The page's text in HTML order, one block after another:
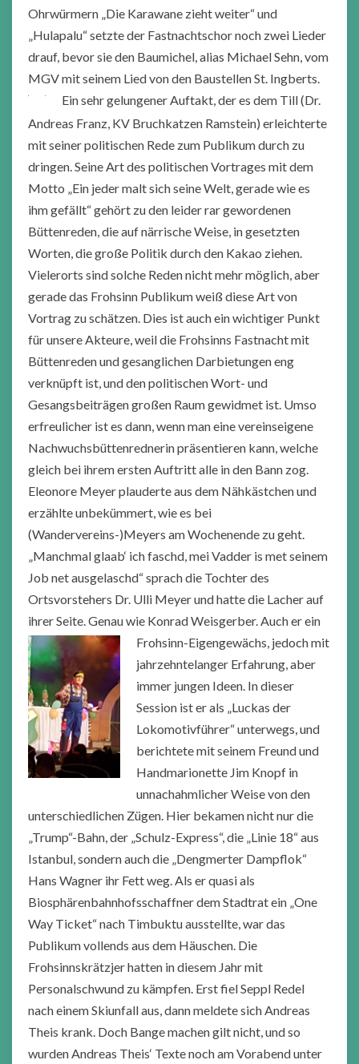
Ohrwürmern „Die Karawane zieht weiter“ und
„Hulapalu“ setzte der Fastnachtschor noch zwei Lieder
drauf, bevor sie den Baumichel, alias Michael Sehn, vom
MGV mit seinem Lied von den Baustellen St. Ingberts.
Ein sehr gelungener Auftakt, der es dem Till (Dr.
Andreas Franz, KV Bruchkatzen Ramstein) erleichterte
mit seiner politischen Rede zum Publikum durch zu
dringen. Seine Art des politischen Vortrages mit dem
Motto „Ein jeder malt sich seine Welt, gerade wie es
ihm gefällt“ gehört zu den leider rar gewordenen
Büttenreden, die auf närrische Weise, in gesetzten
Worten, die große Politik durch den Kakao ziehen.
Vielerorts sind solche Reden nicht mehr möglich, aber
gerade das Frohsinn Publikum weiß diese Art von
Vortrag zu schätzen. Dies ist auch ein wichtiger Punkt
für unsere Akteure, weil die Frohsinns Fastnacht mit
Büttenreden und gesanglichen Darbietungen eng
verknüpft ist, und den politischen Wort- und
Gesangsbeiträgen großen Raum gewidmet ist. Umso
erfreulicher ist es dann, wenn man eine vereinseigene
Nachwuchsbüttenrednerin präsentieren kann, welche
gleich bei ihrem ersten Auftritt alle in den Bann zog.
Eleonore Meyer plauderte aus dem Nähkästchen und
erzählte unbekümmert, wie es bei
(Wandervereins-)Meyers am Wochenende zu geht.
„Manchmal glaab‘ ich faschd, mei Vadder is met seinem
Job net ausgelaschd“ sprach die Tochter des
Ortsvorstehers Dr. Ulli Meyer und hatte die Lacher auf
ihrer Seite. Genau wie Konrad Weisgerber. Auch er ein
Frohsinn-Eigengewächs, jedoch mit
jahrzehntelanger Erfahrung, aber
immer jungen Ideen. In dieser
Session ist er als „Luckas der
Lokomotivführer“ unterwegs, und
berichtete mit seinem Freund und
Handmarionette Jim Knopf in
unnachahmlicher Weise von den
unterschiedlichen Zügen. Hier bekamen nicht nur die
„Trump“-Bahn, der „Schulz-Express“, die „Linie 18“ aus
Istanbul, sondern auch die „Dengmerter Dampflok“
Hans Wagner ihr Fett weg. Als er quasi als
Biosphärenbahnhofsschaffner dem Stadtrat ein „One
Way Ticket“ nach Timbuktu ausstellte, war das
Publikum vollends aus dem Häuschen. Die
Frohsinnskrätzjer hatten in diesem Jahr mit
Personalschwund zu kämpfen. Erst fiel Seppl Redel
nach einem Skiunfall aus, dann meldete sich Andreas
Theis krank. Doch Bange machen gilt nicht, und so
wurden Andreas Theis‘ Texte noch am Vorabend unter